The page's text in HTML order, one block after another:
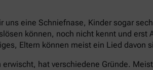
eine Schniefnase, Kinder sogar
können, noch nicht kennt und
Eltern können meist ein Lied davon
hat verschiedene Gründe.